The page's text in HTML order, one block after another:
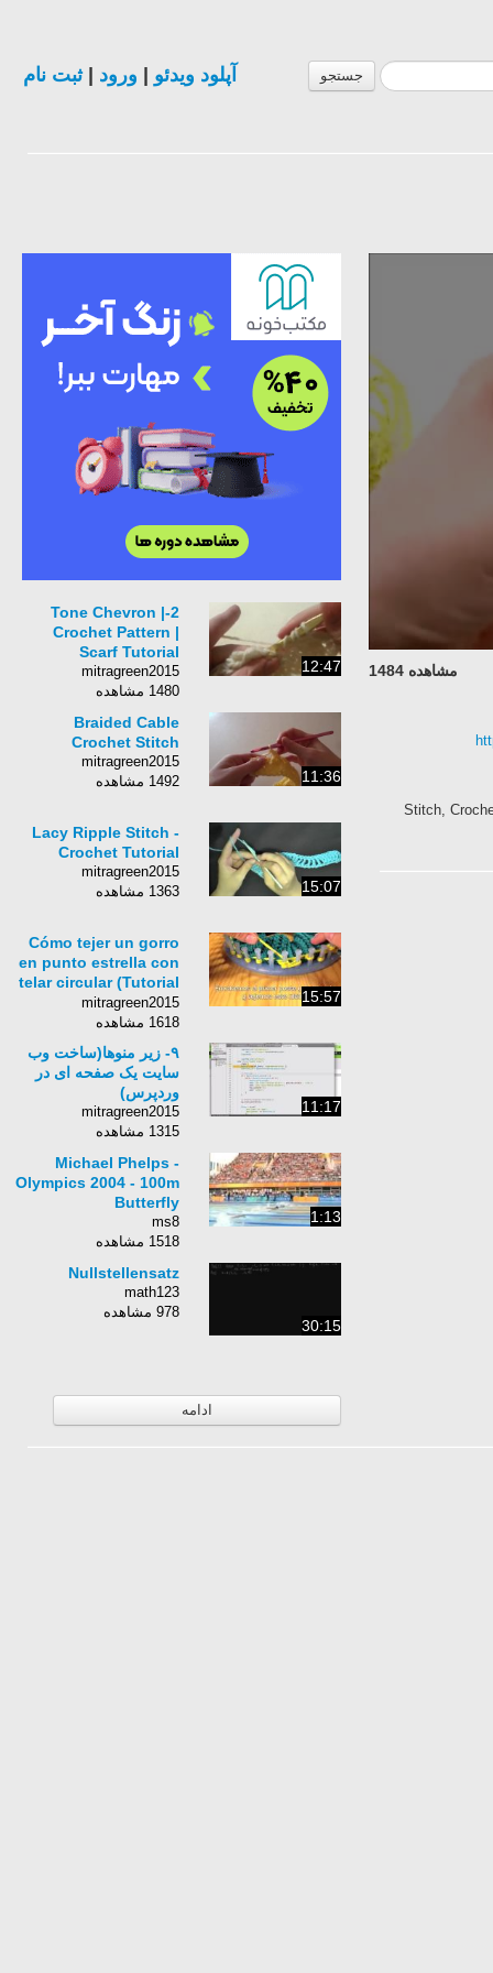
جستجو آپلود ویدئو ورود |ثبت نام
مشاهده 1484
Stitch,
12:47
2-Tone Chevron |
Crochet Pattern |
Scarf Tutorial
mitragreen2015
1480 مشاهده
11:36
Braided Cable
Crochet Stitch
mitragreen2015
1492 مشاهده
15:07
Lacy Ripple Stitch -
Crochet Tutorial
mitragreen2015
1363 مشاهده
15:57
Cómo tejer un gorro
en punto estrella con
telar circular (Tutorial
DIY)
mitragreen2015
1618 مشاهده
11:17
۹- زیر منوها(ساخت وب
سایت یک صفحه ای در
وردپرس)
mitragreen2015
1315 مشاهده
1:13
Michael Phelps -
Olympics 2004 - 100m
Butterfly
ms8
1518 مشاهده
30:15
Nullstellensatz
math123
978 مشاهده
ادامه